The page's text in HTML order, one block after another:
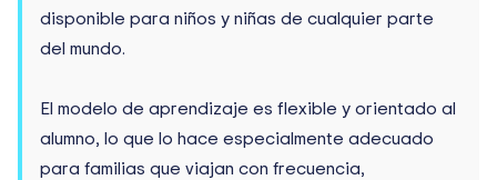
disponible para niños y niñas de cualquier parte
del mundo.
El modelo de aprendizaje es flexible y orientado al
alumno, lo que lo hace especialmente adecuado
para familias que viajan con frecuencia,